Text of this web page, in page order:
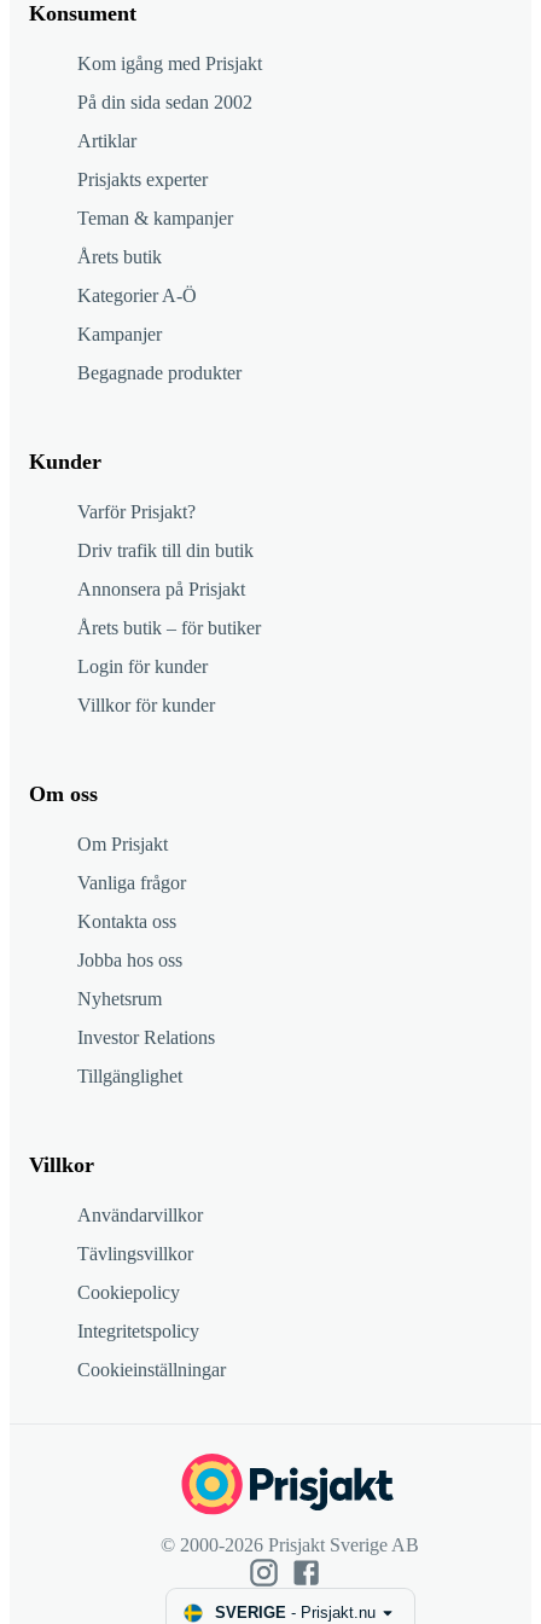
Konsument
Kom igång med Prisjakt
På din sida sedan 2002
Artiklar
Prisjakts experter
Teman & kampanjer
Årets butik
Kategorier A-Ö
Kampanjer
Begagnade produkter
Kunder
Varför Prisjakt?
Driv trafik till din butik
Annonsera på Prisjakt
Årets butik – för butiker
Login för kunder
Villkor för kunder
Om oss
Om Prisjakt
Vanliga frågor
Kontakta oss
Jobba hos oss
Nyhetsrum
Investor Relations
Tillgänglighet
Villkor
Användarvillkor
Tävlingsvillkor
Cookiepolicy
Integritetspolicy
Cookieinställningar
© 2000-2026 Prisjakt Sverige AB
SVERIGE- Prisjakt.nu